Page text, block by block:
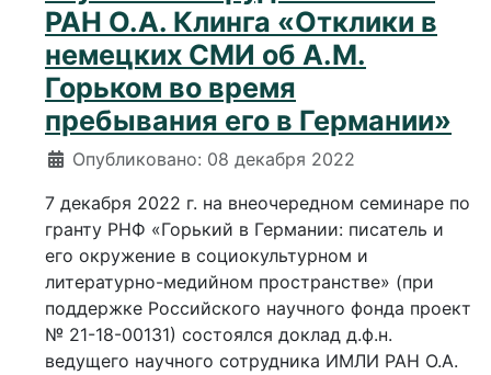
РАН О.А. Клинга «Отклики в
немецких СМИ об А.М.
Горьком во время
пребывания его в Германии»
Информация о материале
Опубликовано: 08 декабря 2022
7 декабря 2022 г. на внеочередном семинаре по
гранту РНФ «Горький в Германии: писатель и
его окружение в социокультурном и
литературно-медийном пространстве» (при
поддержке Российского научного фонда проект
№ 21-18-00131) состоялся доклад д.ф.н.
ведущего научного сотрудника ИМЛИ РАН О.А.